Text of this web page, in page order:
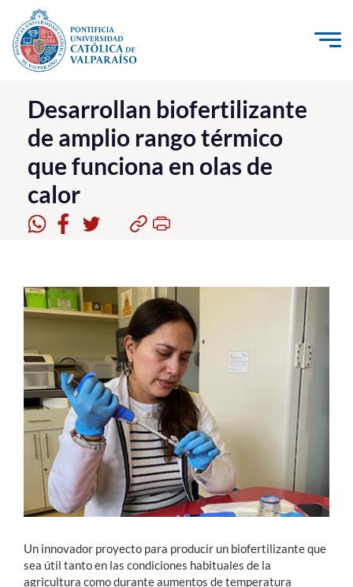
Click acá para ir directamente al contenido
La Universidad
Investigación, Creación e Innovación
PUCV Internacional
Vinculación con el Medio
Postgrado
Formación Continua
Estudiantes
Académicos
Funcionarios
Alumni
English
Desarrollan biofertilizante
de amplio rango térmico
que funciona en olas de
calor
Un innovador proyecto para producir un biofertilizante que
sea útil tanto en las condiciones habituales de la
agricultura como durante aumentos de temperatura